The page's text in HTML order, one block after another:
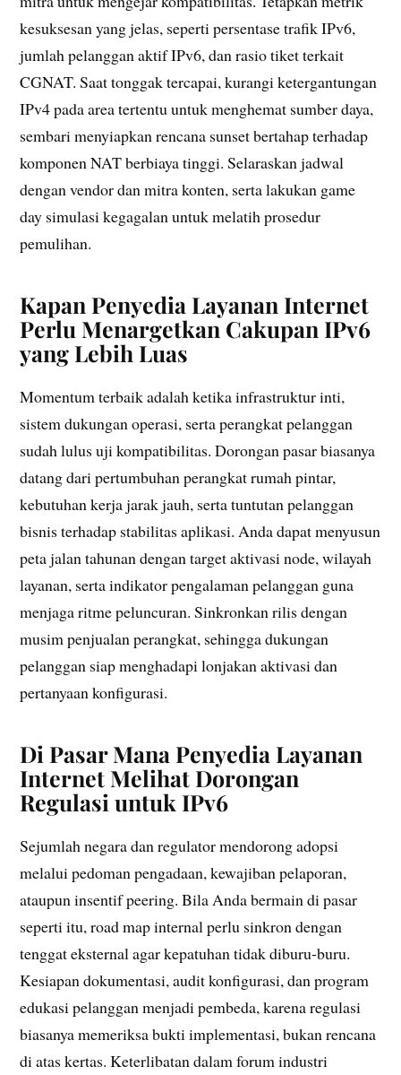
kesuksesan yang jelas, seperti persentase trafik IPv6,
jumlah pelanggan aktif IPv6, dan rasio tiket terkait
CGNAT. Saat tonggak tercapai, kurangi ketergantungan
IPv4 pada area tertentu untuk menghemat sumber daya,
sembari menyiapkan rencana sunset bertahap terhadap
komponen NAT berbiaya tinggi. Selaraskan jadwal
dengan vendor dan mitra konten, serta lakukan game
day simulasi kegagalan untuk melatih prosedur
pemulihan.
Kapan Penyedia Layanan Internet
Perlu Menargetkan Cakupan IPv6
yang Lebih Luas
Momentum terbaik adalah ketika infrastruktur inti,
sistem dukungan operasi, serta perangkat pelanggan
sudah lulus uji kompatibilitas. Dorongan pasar biasanya
datang dari pertumbuhan perangkat rumah pintar,
kebutuhan kerja jarak jauh, serta tuntutan pelanggan
bisnis terhadap stabilitas aplikasi. Anda dapat menyusun
peta jalan tahunan dengan target aktivasi node, wilayah
layanan, serta indikator pengalaman pelanggan guna
menjaga ritme peluncuran. Sinkronkan rilis dengan
musim penjualan perangkat, sehingga dukungan
pelanggan siap menghadapi lonjakan aktivasi dan
pertanyaan konfigurasi.
Di Pasar Mana Penyedia Layanan
Internet Melihat Dorongan
Regulasi untuk IPv6
Sejumlah negara dan regulator mendorong adopsi
melalui pedoman pengadaan, kewajiban pelaporan,
ataupun insentif peering. Bila Anda bermain di pasar
seperti itu, road map internal perlu sinkron dengan
tenggat eksternal agar kepatuhan tidak diburu-buru.
Kesiapan dokumentasi, audit konfigurasi, dan program
edukasi pelanggan menjadi pembeda, karena regulasi
biasanya memeriksa bukti implementasi, bukan rencana
di atas kertas. Keterlibatan dalam forum industri